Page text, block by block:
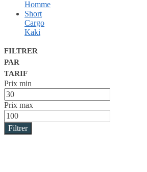
Homme
Short
Cargo
Kaki
FILTRER
PAR
TARIF
Prix min
Prix max
Filtrer